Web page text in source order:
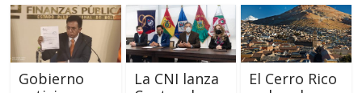
Gobierno
La CNI lanza
El Cerro Rico